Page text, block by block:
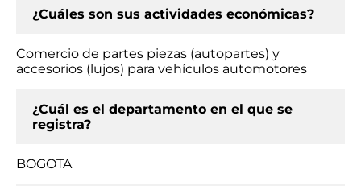
¿Cuáles son sus actividades económicas?
Comercio de partes piezas (autopartes) y
accesorios (lujos) para vehículos automotores
¿Cuál es el departamento en el que se
registra?
BOGOTA